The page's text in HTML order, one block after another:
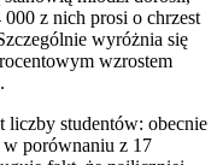
z nich prosi o chrzest
wyróżnia się
wzrostem
liczby studentów: obecnie
w porównaniu z 17